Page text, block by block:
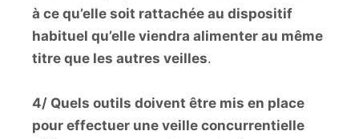
à ce qu’elle soit rattachée au dispositif
habituel qu’elle viendra alimenter au même
titre que les autres veilles.
4/ Quels outils doivent être mis en place
pour effectuer une veille concurrentielle